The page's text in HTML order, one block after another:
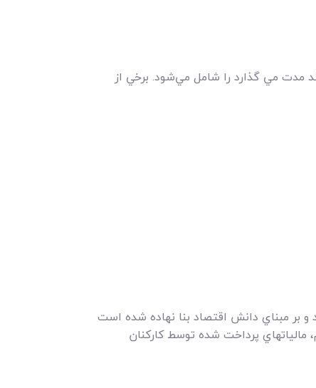
مدت مي گذارد را شامل مي‌شود. برخي از
بر مبناي دانش اقتصاد بنا نهاده شده است
مالياتهاي پرداخت شده توسط کارکنان